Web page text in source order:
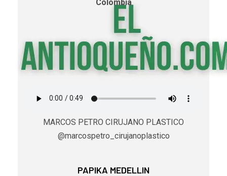
Colombia
MARCOS PETRO CIRUJANO PLASTICO
@marcospetro_cirujanoplastico
PAPIKA MEDELLIN